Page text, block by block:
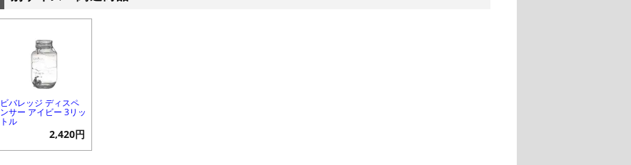
ビバレッジ ディスペ
ンサー アイビー 3リッ
トル
2,420円